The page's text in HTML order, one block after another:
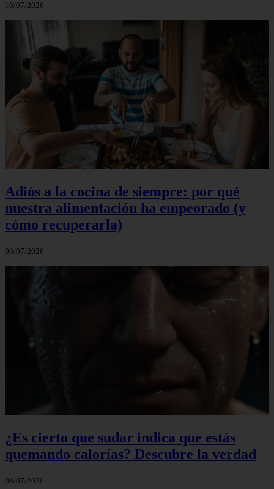
10/07/2026
Adiós a la cocina de siempre: por qué
nuestra alimentación ha empeorado (y
cómo recuperarla)
09/07/2026
¿Es cierto que sudar indica que estás
quemando calorías? Descubre la verdad
08/07/2026